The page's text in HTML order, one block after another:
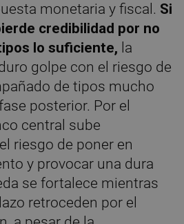
monetaria y fiscal. Si
credibilidad por no
lo suficiente, la
golpe con el riesgo de
de tipos mucho
posterior. Por el
central sube
riesgo de poner en
y provocar una dura
se fortalece mientras
retroceden por el